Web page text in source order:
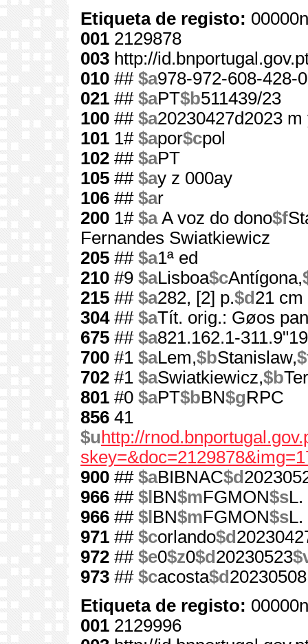
Etiqueta de registo:
001 2129878
003 http://
010 ## $a978-972-608-428-0
021 ## $aPT$b511439/23
100 ## $a20230427d2023
101 1# $apor$cpol
102 ## $aPT
105 ## $ay z 000ay
106 ## $ar
200 1# $aA voz do dono$f
Fernandes Swiatkiewicz
205 ## $a1ª ed
210 #9 $aLisboa$cAntígona,
215 ## $a282, [2] p.$d 21 cm
304## $aTít. orig.: Gøos
675 ## $a821.162.1-
700 #1 $aLem,$bStanislaw,
702 #1 $aSwiatkiewicz,$b
801 #0 $aPT$bBN$gRPC
856 41
$u http://
900 ## $aBIBNAC$d
966 ## $l BN$mFGMON$sL.
966 ## $l BN$mFGMON$sL.
971 ## $corlando$d
972 ## $e0$z0$d 20230523
973 ## $cacosta$d 20230508
Etiqueta de registo:
001 2129996